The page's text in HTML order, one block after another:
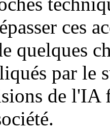
ces
quelques
par le
de l'IA